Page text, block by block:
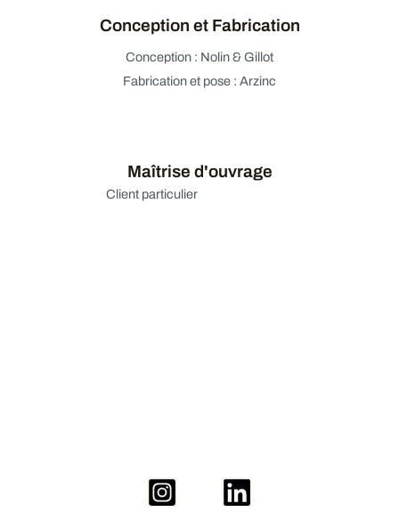
Conception et Fabrication
Conception : Nolin & Gillot
Fabrication et pose : Arzinc
Maîtrise d'ouvrage
Client particulier